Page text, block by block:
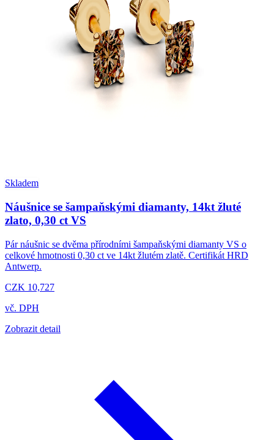
Skladem
Náušnice se šampaňskými diamanty, 14kt žluté
zlato, 0,30 ct VS
Pár náušnic se dvěma přírodními šampaňskými diamanty VS o
celkové hmotnosti 0,30 ct ve 14kt žlutém zlatě. Certifikát HRD
Antwerp.
CZK 10,727
vč. DPH
Zobrazit detail